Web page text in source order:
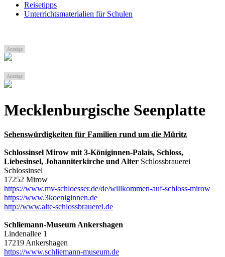
Reisetipps
Unterrichtsmaterialien für Schulen
Anzeige
Anzeige
Mecklenburgische Seenplatte
Sehenswürdigkeiten für Familien rund um die Müritz
Schlossinsel Mirow mit 3-Königinnen-Palais, Schloss,
Liebesinsel, Johanniterkirche und Alter Schlossbrauerei
Schlossinsel
17252 Mirow
https://www.mv-schloesser.de/de/willkommen-auf-schloss-mirow
https://www.3koeniginnen.de
http://www.alte-schlossbrauerei.de
Schliemann-Museum Ankershagen
Lindenallee 1
17219 Ankershagen
https://www.schliemann-museum.de